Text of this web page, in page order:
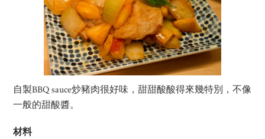
自製BBQ sauce炒豬肉很好味，甜甜酸酸得來幾特別，不像
一般的甜酸醬。
材料